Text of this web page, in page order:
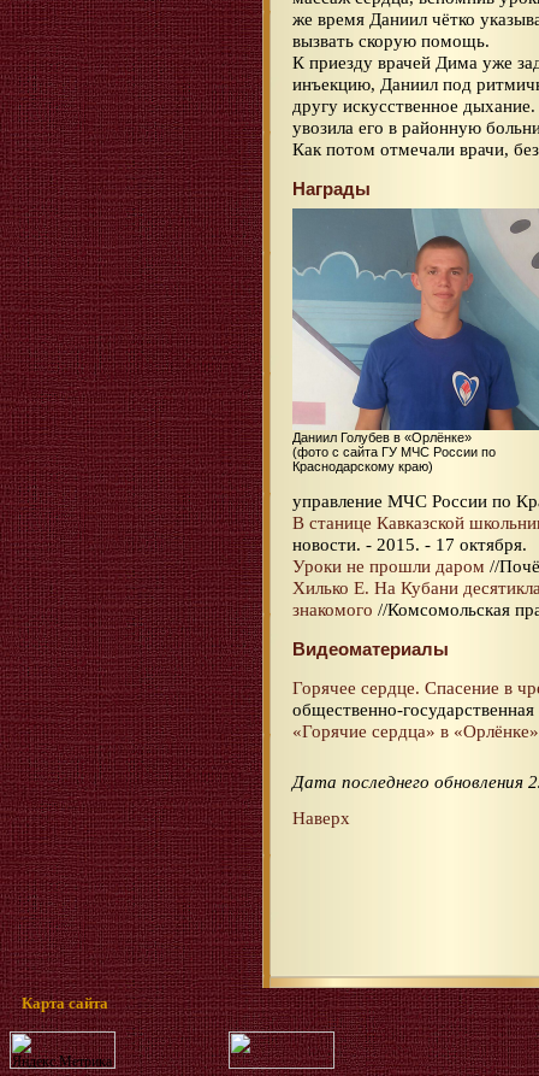
же время Даниил чётко
вызвать скорую помощь.
К приезду врачей Дима уже
инъекцию, Даниил под
другу искусственное
увозила его в районную
Как потом отмечали врачи,
Награды
Даниил Голубев в «Орлёнке»
(фото с сайта ГУ МЧС России по
Краснодарскому краю)
управление МЧС России по
В станице Кавказской
новости. - 2015. - 17 октября.
Уроки не прошли даром //
Хилько Е. На Кубани
знакомого //Комсомольская
Видеоматериалы
Горячее сердце. Спасение в
общественно-
«Горячие сердца» в «Орлёнке»
Дата последнего обновления
Наверх
Карта сайта